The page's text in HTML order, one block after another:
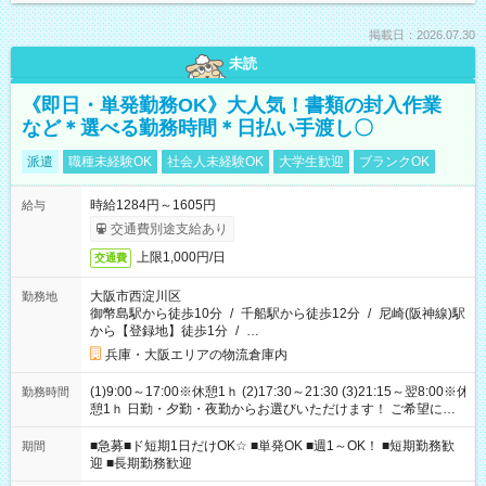
掲載日：2026.07.30
未読
《即日・単発勤務OK》大人気！書類の封入作業
など＊選べる勤務時間＊日払い手渡し〇
派遣 職種未経験OK 社会人未経験OK 大学生歓迎 ブランクOK
給与
時給1284円～1605円
交通費別途支給あり
交通費 上限1,000円/日
勤務地
大阪市西淀川区
御幣島駅から徒歩10分 / 千船駅から徒歩12分 / 尼崎(阪神線)駅
から【登録地】徒歩1分 / …
兵庫・大阪エリアの物流倉庫内
勤務時間
(1)9:00～17:00※休憩1ｈ (2)17:30～21:30 (3)21:15～翌8:00※休
憩1ｈ 日勤・夕勤・夜勤からお選びいただけます！ ご希望に合
わせて働けるお仕事です(*^^*) 【その他選べる勤務時間】 8-17
時/9-17時/9-18時/10-18時/11-21時/18-22時/20-翌4時/21-翌5
時/22-翌6時/0-翌8時 ご自身のご都合で選んで頂ける完全自由シ
フト！
期間
■急募■ド短期1日だけOK☆ ■単発OK ■週1～OK！ ■短期勤務歓
迎 ■長期勤務歓迎